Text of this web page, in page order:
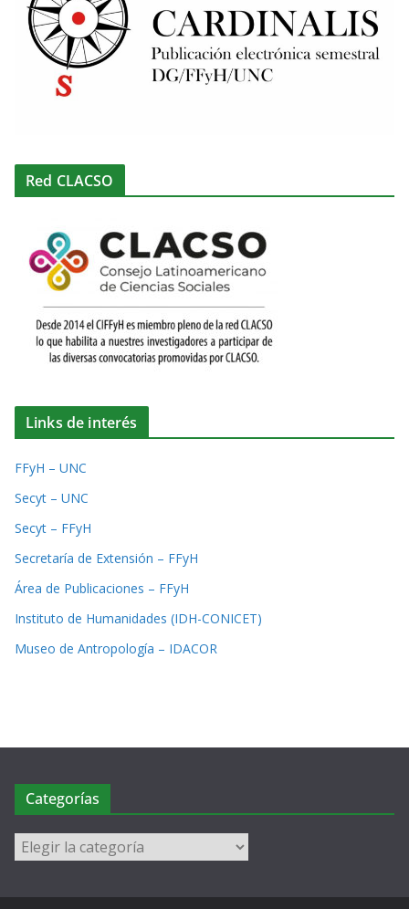
Red CLACSO
Links de interés
FFyH – UNC
Secyt – UNC
Secyt – FFyH
Secretaría de Extensión – FFyH
Área de Publicaciones – FFyH
Instituto de Humanidades (IDH-CONICET)
Museo de Antropología – IDACOR
Categorías